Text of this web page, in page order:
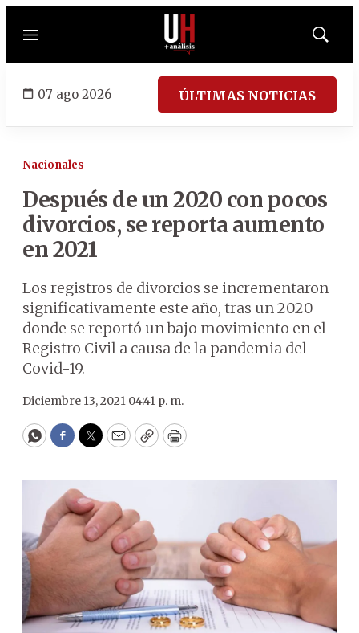
Menú
Mostrar
07 ago 2026 ÚLTIMAS NOTICIAS
Nacionales
Después de un 2020 con pocos
divorcios, se reporta aumento
en 2021
Los registros de divorcios se incrementaron
significativamente este año, tras un 2020
donde se reportó un bajo movimiento en el
Registro Civil a causa de la pandemia del
Covid-19.
Diciembre 13, 2021 04:41 p. m.
WhatsApp
Facebook
Twitter
EmailCopyPrint